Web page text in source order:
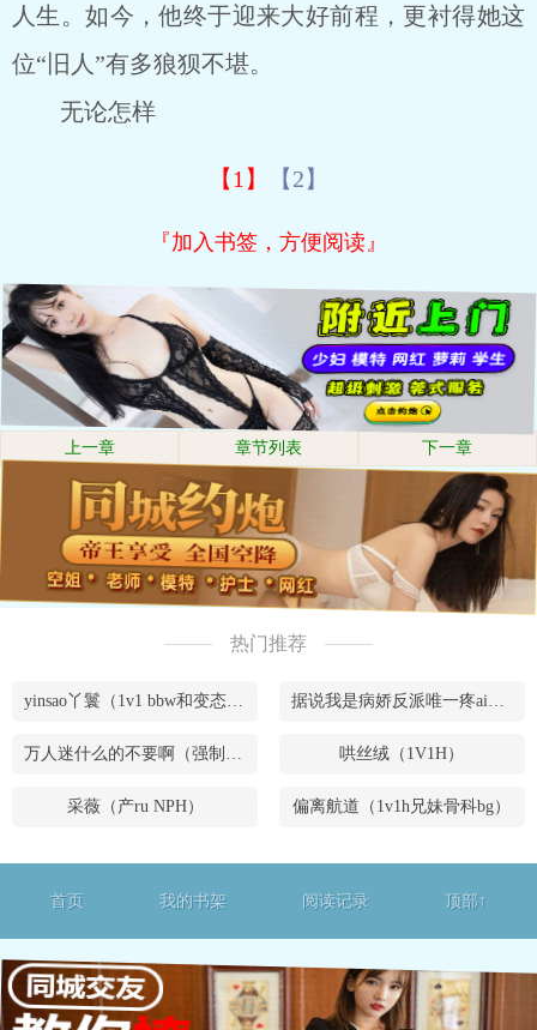
人生。如今，他终于迎来大好前程，更衬得她这
位“旧人”有多狼狈不堪。
无论怎样
【1】 【2】
『加入书签，方便阅读』
上一章 章节列表 下一章
热门推荐
yinsao丫鬟（1v1 bbw和变态腹黑男） 据说我是病娇反派唯一疼ai的妹妹（兄妹骨）
万人迷什么的不要啊（强制NPH） 哄丝绒（1V1H）
采薇（产ru NPH） 偏离航道（1v1h兄妹骨科bg）
首页 我的书架 阅读记录 顶部↑